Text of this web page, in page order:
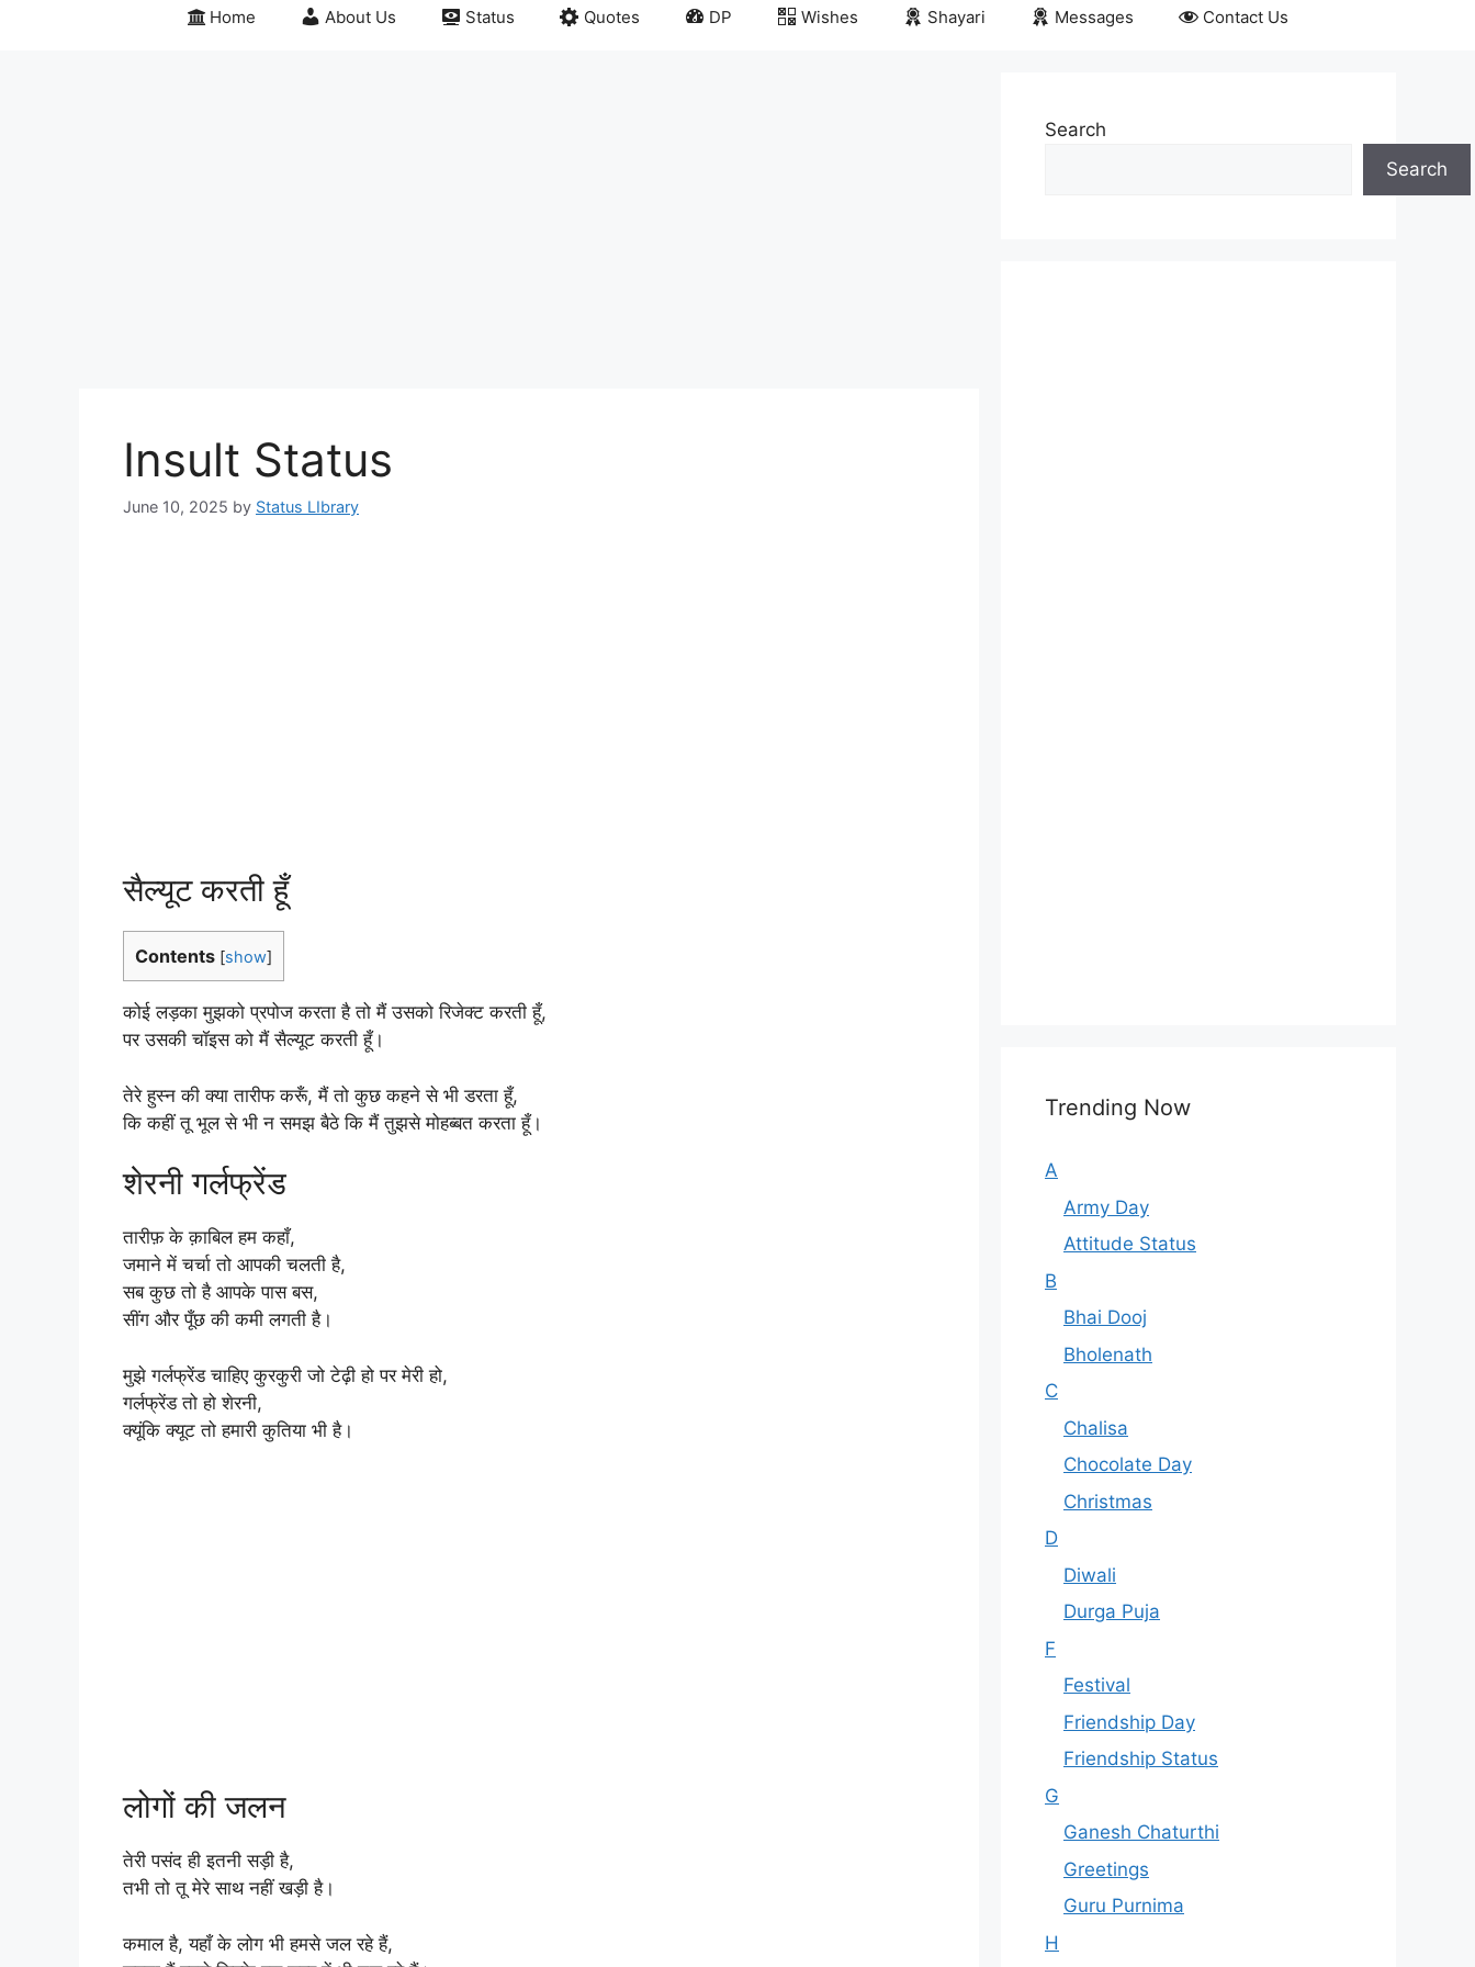
Home About Us Status Quotes DP Wishes Shayari Messages Contact Us
Insult Status
June 10, 2025 by Status LIbrary
सैल्यूट करती हूँ
Contents [show]
कोई लड़का मुझको प्रपोज करता है तो मैं उसको रिजेक्ट करती हूँ,
पर उसकी चॉइस को मैं सैल्यूट करती हूँ।
तेरे हुस्न की क्या तारीफ करूँ, मैं तो कुछ कहने से भी डरता हूँ,
कि कहीं तू भूल से भी न समझ बैठे कि मैं तुझसे मोहब्बत करता हूँ।
शेरनी गर्लफ्रेंड
तारीफ़ के क़ाबिल हम कहाँ,
जमाने में चर्चा तो आपकी चलती है,
सब कुछ तो है आपके पास बस,
सींग और पूँछ की कमी लगती है।
मुझे गर्लफ्रेंड चाहिए कुरकुरी जो टेढ़ी हो पर मेरी हो,
गर्लफ्रेंड तो हो शेरनी,
क्यूंकि क्यूट तो हमारी कुतिया भी है।
लोगों की जलन
तेरी पसंद ही इतनी सड़ी है,
तभी तो तू मेरे साथ नहीं ‪खड़ी‬ है।
कमाल है, यहाँ के लोग भी हमसे जल रहे हैं,
Search
Search
Trending Now
A
Army Day
Attitude Status
B
Bhai Dooj
Bholenath
C
Chalisa
Chocolate Day
Christmas
D
Diwali
Durga Puja
F
Festival
Friendship Day
Friendship Status
G
Ganesh Chaturthi
Greetings
Guru Purnima
H